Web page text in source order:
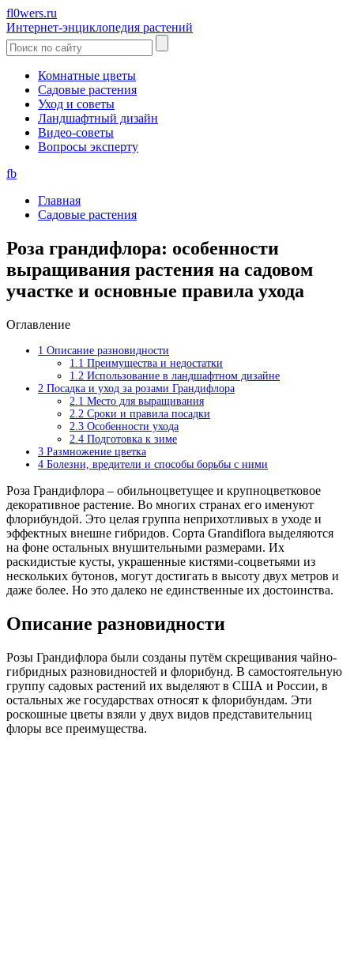
fl0wers.ru
Интернет-энциклопедия растений
Комнатные цветы
Садовые растения
Уход и советы
Ландшафтный дизайн
Видео-советы
Вопросы эксперту
fb
Главная
Садовые растения
Роза грандифлора: особенности
выращивания растения на садовом
участке и основные правила ухода
Оглавление
1 Описание разновидности
1.1 Преимущества и недостатки
1.2 Использование в ландшафтном дизайне
2 Посадка и уход за розами Грандифлора
2.1 Место для выращивания
2.2 Сроки и правила посадки
2.3 Особенности ухода
2.4 Подготовка к зиме
3 Размножение цветка
4 Болезни, вредители и способы борьбы с ними
Роза Грандифлора – обильноцветущее и крупноцветковое
декоративное растение. Во многих странах его именуют
флорибундой. Это целая группа неприхотливых в уходе и
эффектных внешне гибридов. Сорта Grandiflora выделяются
на фоне остальных внушительными размерами. Их
раскидистые кусты, украшенные кистями-соцветьями из
нескольких бутонов, могут достигать в высоту двух метров и
даже более. Но это далеко не единственные их достоинства.
Описание разновидности
Розы Грандифлора были созданы путём скрещивания чайно-
гибридных разновидностей и флорибунд. В самостоятельную
группу садовых растений их выделяют в США и России, в
остальных же государствах относят к флорибундам. Эти
роскошные цветы взяли у двух видов представительниц
флоры все преимущества.